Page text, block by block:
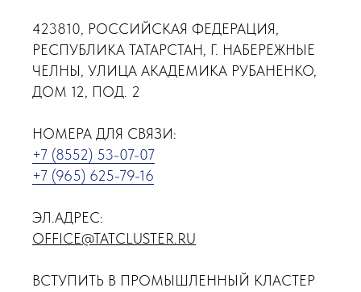
423810, РОССИЙСКАЯ ФЕДЕРАЦИЯ,
РЕСПУБЛИКА ТАТАРСТАН, Г. НАБЕРЕЖНЫЕ
ЧЕЛНЫ, УЛИЦА АКАДЕМИКА РУБАНЕНКО,
ДОМ 12, ПОД. 2
НОМЕРА ДЛЯ СВЯЗИ:
+7 (8552) 53-07-07
+7 (965) 625-79-16
ЭЛ.АДРЕС:
OFFICE@TATCLUSTER.RU
ВСТУПИТЬ В ПРОМЫШЛЕННЫЙ КЛАСТЕР